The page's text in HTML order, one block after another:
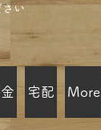
さい​
宅配 More